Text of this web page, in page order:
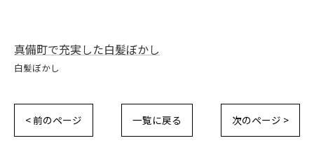
真備町で充実した白髪ぼかし
白髪ぼかし
< 前のページ 一覧に戻る 次のページ >